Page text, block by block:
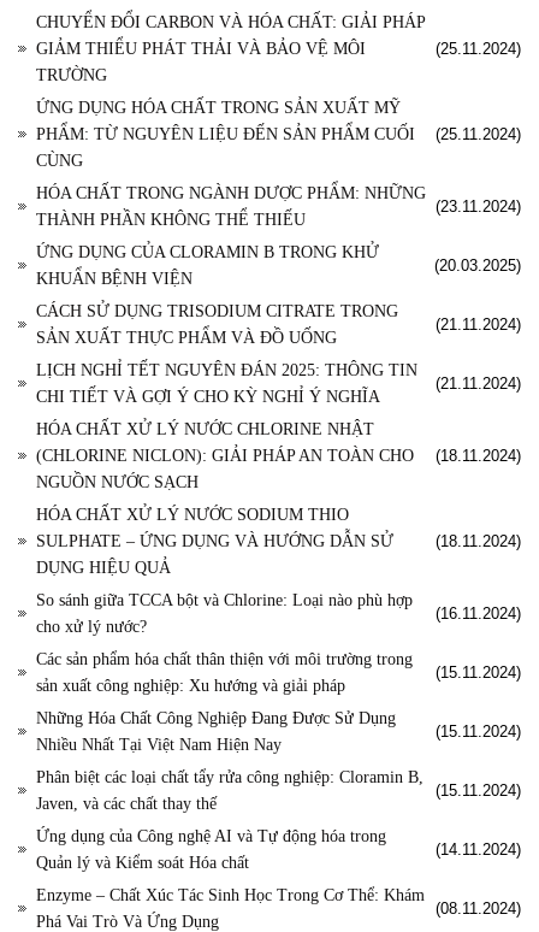
CHUYỂN ĐỔI CARBON VÀ HÓA CHẤT: GIẢI PHÁP
GIẢM THIỂU PHÁT THẢI VÀ BẢO VỆ MÔI
TRƯỜNG
(25.11.2024)
ỨNG DỤNG HÓA CHẤT TRONG SẢN XUẤT MỸ
PHẨM: TỪ NGUYÊN LIỆU ĐẾN SẢN PHẨM CUỐI
CÙNG
(25.11.2024)
HÓA CHẤT TRONG NGÀNH DƯỢC PHẨM: NHỮNG
THÀNH PHẦN KHÔNG THỂ THIẾU
(23.11.2024)
ỨNG DỤNG CỦA CLORAMIN B TRONG KHỬ
KHUẨN BỆNH VIỆN
(20.03.2025)
CÁCH SỬ DỤNG TRISODIUM CITRATE TRONG
SẢN XUẤT THỰC PHẨM VÀ ĐỒ UỐNG
(21.11.2024)
LỊCH NGHỈ TẾT NGUYÊN ĐÁN 2025: THÔNG TIN
CHI TIẾT VÀ GỢI Ý CHO KỲ NGHỈ Ý NGHĨA
(21.11.2024)
HÓA CHẤT XỬ LÝ NƯỚC CHLORINE NHẬT
(CHLORINE NICLON): GIẢI PHÁP AN TOÀN CHO
NGUỒN NƯỚC SẠCH
(18.11.2024)
HÓA CHẤT XỬ LÝ NƯỚC SODIUM THIO
SULPHATE – ỨNG DỤNG VÀ HƯỚNG DẪN SỬ
DỤNG HIỆU QUẢ
(18.11.2024)
So sánh giữa TCCA bột và Chlorine: Loại nào phù hợp
cho xử lý nước?
(16.11.2024)
Các sản phẩm hóa chất thân thiện với môi trường trong
sản xuất công nghiệp: Xu hướng và giải pháp
(15.11.2024)
Những Hóa Chất Công Nghiệp Đang Được Sử Dụng
Nhiều Nhất Tại Việt Nam Hiện Nay
(15.11.2024)
Phân biệt các loại chất tẩy rửa công nghiệp: Cloramin B,
Javen, và các chất thay thế
(15.11.2024)
Ứng dụng của Công nghệ AI và Tự động hóa trong
Quản lý và Kiểm soát Hóa chất
(14.11.2024)
Enzyme – Chất Xúc Tác Sinh Học Trong Cơ Thể: Khám
Phá Vai Trò Và Ứng Dụng
(08.11.2024)